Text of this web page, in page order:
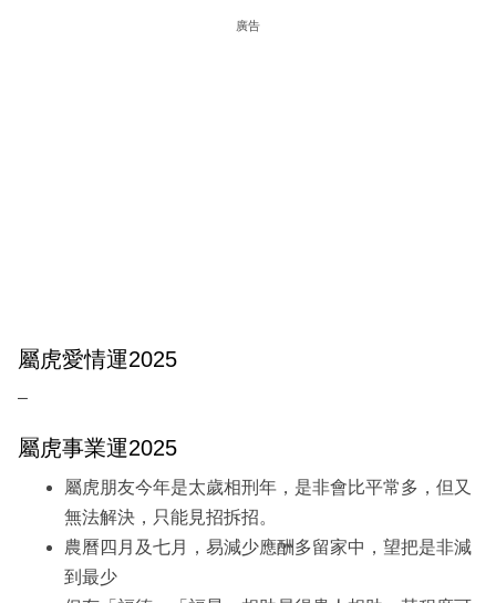
廣告
屬虎愛情運2025
–
屬虎事業運2025
屬虎朋友今年是太歲相刑年，是非會比平常多，但又
無法解決，只能見招拆招。
農曆四月及七月，易減少應酬多留家中，望把是非減
到最少